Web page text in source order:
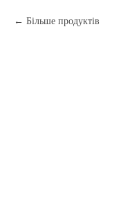
Більше продуктів